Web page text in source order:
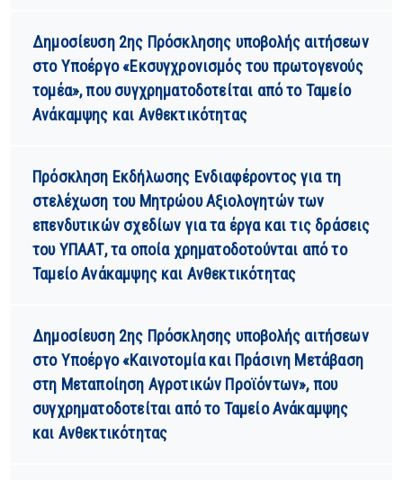
Δημοσίευση 2ης Πρόσκλησης υποβολής αιτήσεων
στο Υποέργο «Εκσυγχρονισμός του πρωτογενούς
τομέα», που συγχρηματοδοτείται από το Ταμείο
Ανάκαμψης και Ανθεκτικότητας
Πρόσκληση Εκδήλωσης Ενδιαφέροντος για τη
στελέχωση του Μητρώου Αξιολογητών των
επενδυτικών σχεδίων για τα έργα και τις δράσεις
του ΥΠΑΑΤ, τα οποία χρηματοδοτούνται από το
Ταμείο Ανάκαμψης και Ανθεκτικότητας
Δημοσίευση 2ης Πρόσκλησης υποβολής αιτήσεων
στο Υποέργο «Καινοτομία και Πράσινη Μετάβαση
στη Μεταποίηση Αγροτικών Προϊόντων», που
συγχρηματοδοτείται από το Ταμείο Ανάκαμψης
και Ανθεκτικότητας